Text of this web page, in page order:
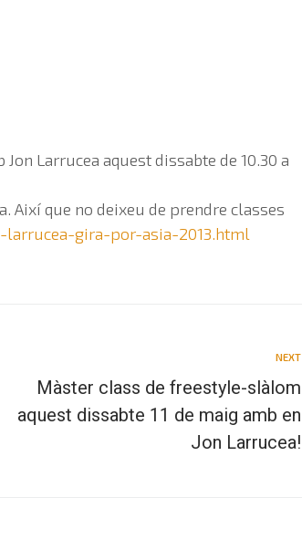
Larrucea aquest dissabte de 10.30 a
Així que no deixeu de prendre classes
gira-por-asia-2013.html
NEXT
Màster class de freestyle-slàlom
aquest dissabte 11 de maig amb en
Jon Larrucea!